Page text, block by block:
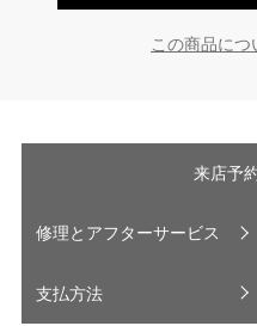
この商品につ
来店予
修理とアフターサービス
支払方法